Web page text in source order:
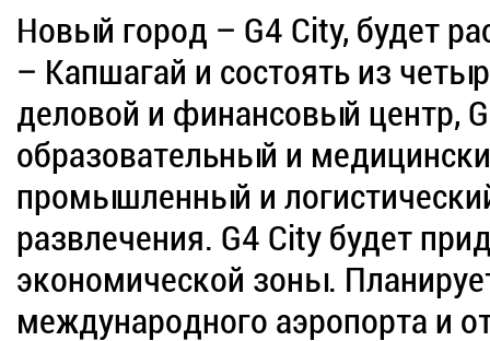
Новый город – G4 City, будет
– Капшагай и состоять из
деловой и финансовый центр,
образовательный и
промышленный и
развлечения. G4 City будет
экономической зоны.
международного аэропорта и